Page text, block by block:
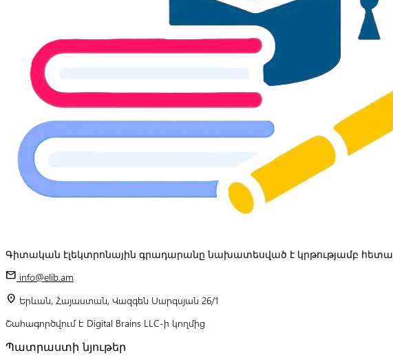
Գիտական էլեկտրոնային գրադարանը նախատեսված է կրթությամբ
mail info@elib.am
location_on Երևան, Հայաստան, Վազգեն Սարգսյան 26/1
Շահագործվում է Digital Brains LLC-ի կողմից
Պատրաստի նյութեր